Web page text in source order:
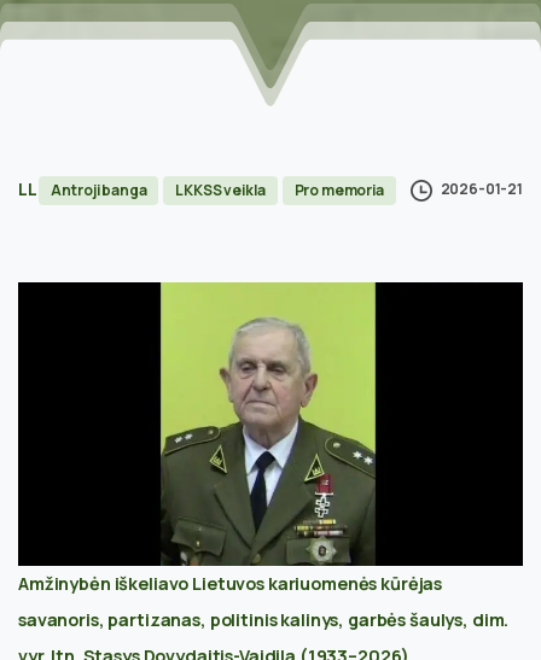
LL Antroji banga LKKSS veikla Pro memoria 2026-01-21
Amžinybėn iškeliavo Lietuvos kariuomenės kūrėjas
savanoris, partizanas, politinis kalinys, garbės šaulys, dim.